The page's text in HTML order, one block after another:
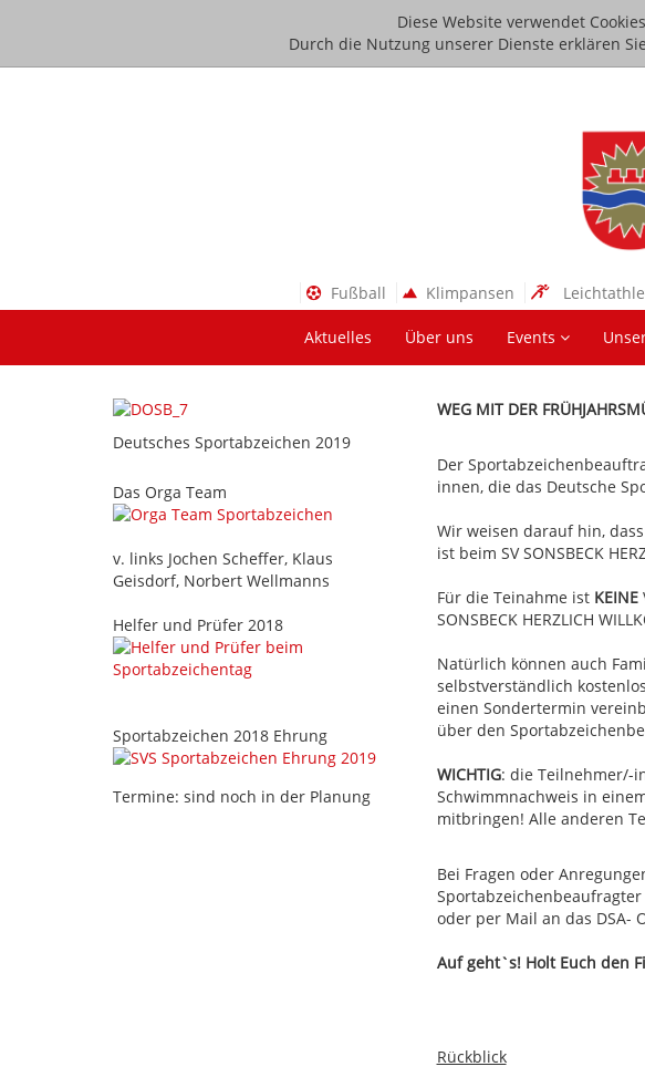
Diese Website verwendet
Durch die Nutzung unserer Dienste erklären
Fußball Klimpansen
Aktuelles Über uns Events
Deutsches Sportabzeichen 2019
Das Orga Team
v. links Jochen Scheffer, Klaus
Geisdorf, Norbert Wellmanns
Helfer und Prüfer 2018
Sportabzeichen 2018 Ehrung
Termine: sind noch in der Planung
WEG MIT DER
Der
innen, die das Deutsche
Wir weisen darauf hin,
ist beim SV SONSBECK
Für die Teinahme ist KEINE
SONSBECK HERZLICH
Natürlich können auch
selbstverständlich
einen Sondertermin
über den
WICHTIG: die Teilnehmer/-
Schwimmnachweis in
mitbringen! Alle anderen
Bei Fragen oder
Sportabzeichenbeaufragter
oder per Mail an das DSA-
Auf geht`s! Holt Euch den
Rückblick